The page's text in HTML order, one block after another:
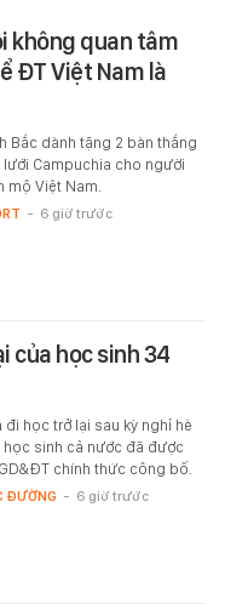
không quan tâm
ĐT Việt Nam là
Bắc dành tặng 2 bàn thắng
lưới Campuchia cho người
mộ Việt Nam.
- 6 giờ trước
của học sinh 34
đi học trở lại sau kỳ nghỉ hè
học sinh cả nước đã được
chính thức công bố.
ĐƯỜNG - 6 giờ trước